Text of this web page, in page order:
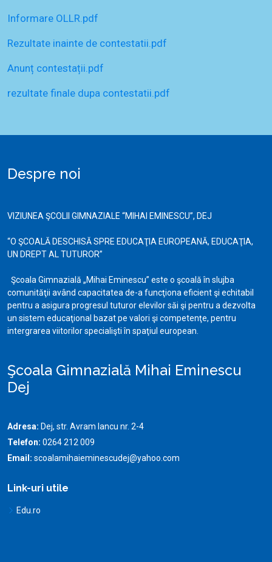
Informare OLLR.pdf
Rezultate inainte de contestatii.pdf
Anunț contestații.pdf
rezultate finale dupa contestatii.pdf
Despre noi
VIZIUNEA ŞCOLII GIMNAZIALE “MIHAI EMINESCU”, DEJ
“O ŞCOALĂ DESCHISĂ SPRE EDUCAŢIA EUROPEANĂ, EDUCAŢIA,
UN DREPT AL TUTUROR”
Şcoala Gimnazială „Mihai Eminescu” este o şcoală în slujba
comunităţii având capacitatea de-a funcţiona eficient şi echitabil
pentru a asigura progresul tuturor elevilor săi şi pentru a dezvolta
un sistem educaţional bazat pe valori şi competenţe, pentru
intergrarea viitorilor specialişti în spaţiul european.
Şcoala Gimnazială Mihai Eminescu
Dej
Adresa: Dej, str. Avram Iancu nr. 2-4
Telefon: 0264 212 009
Email: scoalamihaieminescudej@yahoo.com
Link-uri utile
Edu.ro